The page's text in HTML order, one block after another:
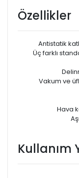
Özellikler
Antistatik
Üç farklı
Vakum ve
Hava
Kullanım